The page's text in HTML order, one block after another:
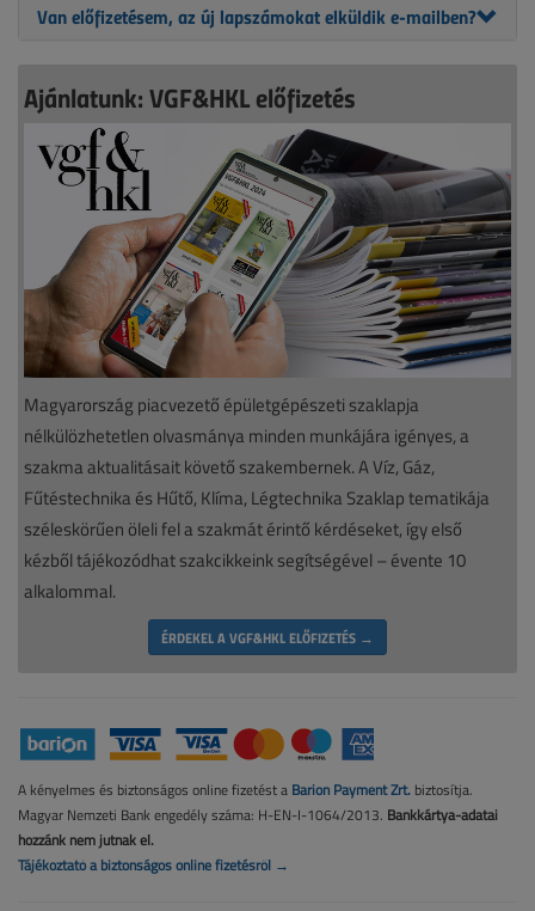
Van előfizetésem, az új lapszámokat elküldik e-mailben?
Ajánlatunk: VGF&HKL előfizetés
Magyarország piacvezető épületgépészeti szaklapja
nélkülözhetetlen olvasmánya minden munkájára igényes, a
szakma aktualitásait követő szakembernek. A Víz, Gáz,
Fűtéstechnika és Hűtő, Klíma, Légtechnika Szaklap tematikája
széleskörűen öleli fel a szakmát érintő kérdéseket, így első
kézből tájékozódhat szakcikkeink segítségével – évente 10
alkalommal.
ÉRDEKEL A VGF&HKL ELŐFIZETÉS →
A kényelmes és biztonságos online fizetést a Barion Payment Zrt. biztosítja.
Magyar Nemzeti Bank engedély száma: H-EN-I-1064/2013. Bankkártya-adatai
hozzánk nem jutnak el.
Tájékoztató a biztonságos online fizetésről →